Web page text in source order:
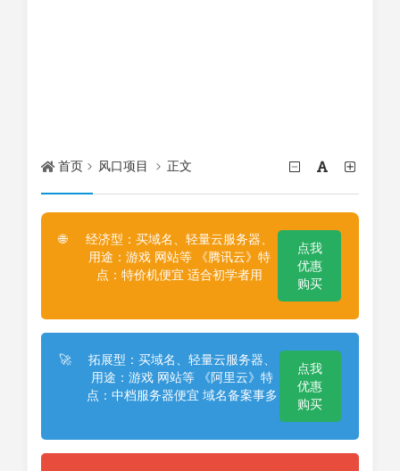
首页 风口项目 正文
🌐
经济型：买域名、轻量云服务器、
用途：游戏 网站等 《腾讯云》特
点：特价机便宜 适合初学者用
点我
优惠
购买
🚀
拓展型：买域名、轻量云服务器、
用途：游戏 网站等 《阿里云》特
点：中档服务器便宜 域名备案事多
点我
优惠
购买